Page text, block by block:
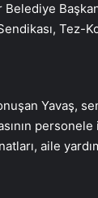
Belediye
Tez-
Yavaş,
aile